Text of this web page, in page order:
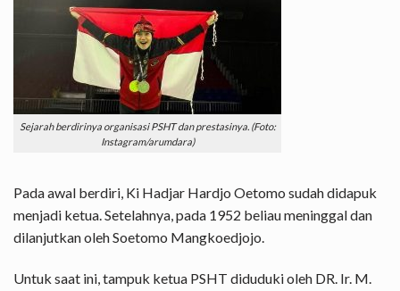
Sejarah berdirinya organisasi PSHT dan prestasinya. (Foto:
Instagram/arumdara)
Pada awal berdiri, Ki Hadjar Hardjo Oetomo sudah didapuk
menjadi ketua. Setelahnya, pada 1952 beliau meninggal dan
dilanjutkan oleh Soetomo Mangkoedjojo.
Untuk saat ini, tampuk ketua PSHT diduduki oleh DR. Ir. M.